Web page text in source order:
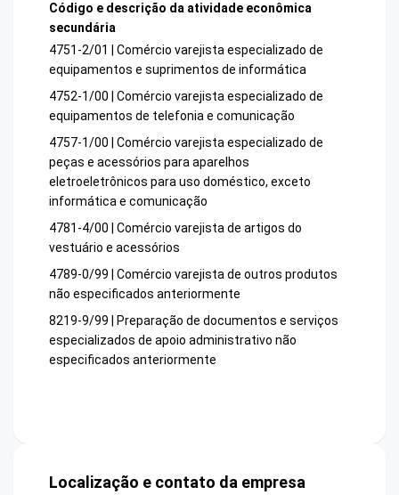
Código e descrição da atividade econômica
secundária
4751-2/01 | Comércio varejista especializado de
equipamentos e suprimentos de informática
4752-1/00 | Comércio varejista especializado de
equipamentos de telefonia e comunicação
4757-1/00 | Comércio varejista especializado de
peças e acessórios para aparelhos
eletroeletrônicos para uso doméstico, exceto
informática e comunicação
4781-4/00 | Comércio varejista de artigos do
vestuário e acessórios
4789-0/99 | Comércio varejista de outros produtos
não especificados anteriormente
8219-9/99 | Preparação de documentos e serviços
especializados de apoio administrativo não
especificados anteriormente
Localização e contato da empresa